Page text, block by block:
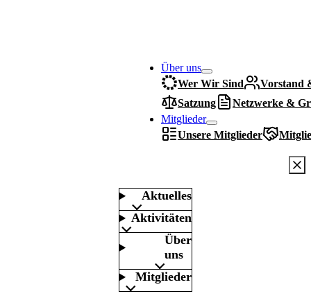
Über uns
Wer Wir Sind
Vorstand
Satzung
Netzwerke &
Mitglieder
Unsere Mitglieder
Aktuelles
Aktivitäten
Über
uns
Mitglieder